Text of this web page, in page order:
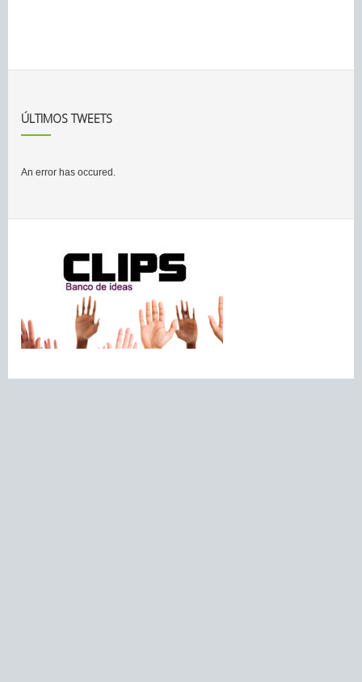
ÚLTIMOS TWEETS
An error has occured.